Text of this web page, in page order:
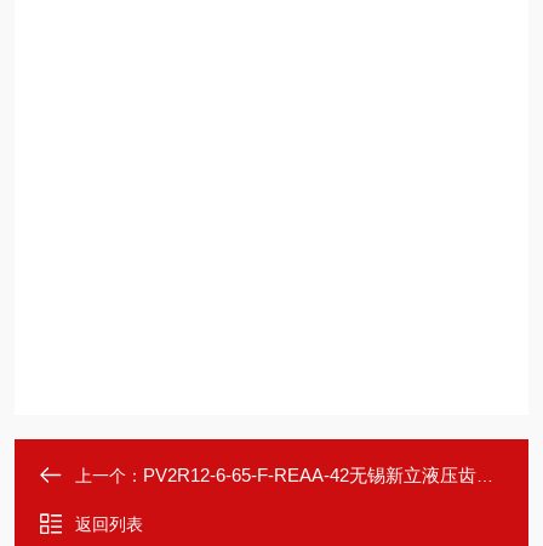
上一个： PV2R12-6-65-F-REAA-42无锡新立液压齿轮泵
返回列表